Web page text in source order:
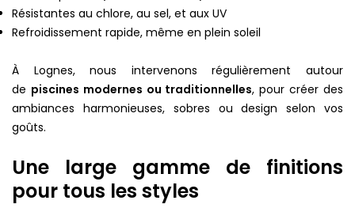
Résistantes au chlore, au sel, et aux UV
Refroidissement rapide, même en plein soleil
À Lognes, nous intervenons régulièrement autour
de piscines modernes ou traditionnelles, pour créer des
ambiances harmonieuses, sobres ou design selon vos
goûts.
Une large gamme de finitions
pour tous les styles